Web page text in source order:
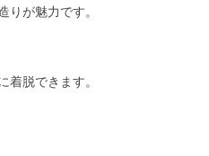
りが魅力です。
着脱できます。